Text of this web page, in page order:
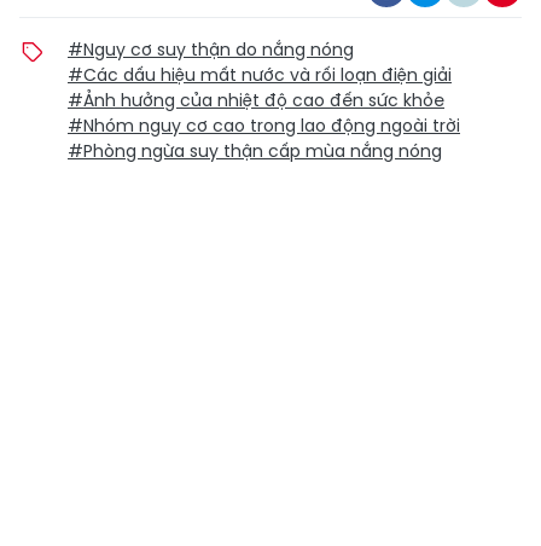
#Nguy cơ suy thận do nắng nóng
#Các dấu hiệu mất nước và rối loạn điện giải
#Ảnh hưởng của nhiệt độ cao đến sức khỏe
#Nhóm nguy cơ cao trong lao động ngoài trời
#Phòng ngừa suy thận cấp mùa nắng nóng